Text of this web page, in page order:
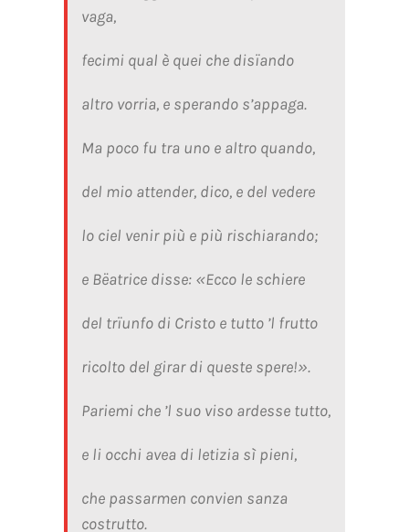
vaga,
fecimi qual è quei che disïando
altro vorria, e sperando s’appaga.
Ma poco fu tra uno e altro quando,
del mio attender, dico, e del vedere
lo ciel venir più e più rischiarando;
e Bëatrice disse: «Ecco le schiere
del trïunfo di Cristo e tutto ’l frutto
ricolto del girar di queste spere!».
Pariemi che ’l suo viso ardesse tutto,
e li occhi avea di letizia sì pieni,
che passarmen convien sanza
costrutto.